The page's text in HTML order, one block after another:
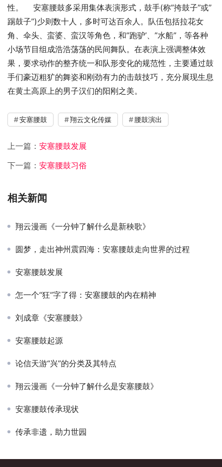
性。    安塞腰鼓多采用集体表演形式，鼓手(称”挎鼓子”或”
踢鼓子”)少则数十人，多时可达百余人。队伍包括拉花女
角、伞头、蛮婆、蛮汉等角色，和”跑驴’、”水船”，等各种
小场节目组成浩浩荡荡的民间舞队。在表演上强调整体效
果，要求动作的整齐统一和队形变化的规范性，主要通过鼓
手们豪迈粗犷的舞姿和刚劲有力的击鼓技巧，充分展现生息
在黄土高原上的男子汉们的阳刚之美。
安塞腰鼓 翔云文化传媒 腰鼓演出
上一篇： 安塞腰鼓发展
下一篇： 安塞腰鼓习俗
相关新闻
翔云漫画《一分钟了解什么是新秧歌》
圆梦，走出神州震四海：安塞腰鼓走向世界的过程
安塞腰鼓发展
怎一个“狂”字了得：安塞腰鼓的内在精神
刘成章《安塞腰鼓》
安塞腰鼓起源
论信天游“兴”的分类及其特点
翔云漫画《一分钟了解什么是安塞腰鼓》
安塞腰鼓传承现状
传承非遗，助力世园